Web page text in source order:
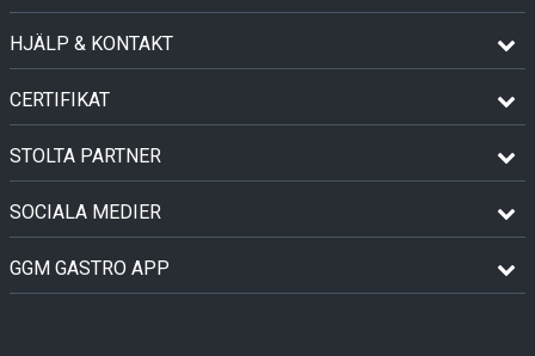
HJÄLP & KONTAKT
CERTIFIKAT
STOLTA PARTNER
SOCIALA MEDIER
GGM GASTRO APP